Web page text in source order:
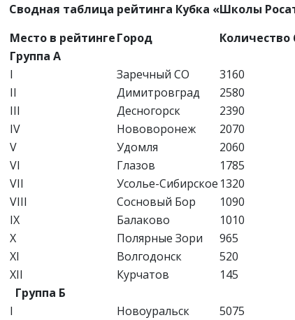
Сводная таблица рейтинга Кубка «Школы
Место в рейтингеГород
Количество
Группа А
I
Заречный CО
3160
II
Димитровград
2580
III
Десногорск
2390
IV
Нововоронеж
2070
V
Удомля
2060
VI
Глазов
1785
VII
Усолье-Сибирское 1320
VIII
Сосновый Бор
1090
IX
Балаково
1010
X
Полярные Зори
965
XI
Волгодонск
520
XII
Курчатов
145
Группа Б
I
Новоуральск
5075